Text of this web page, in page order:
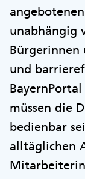
unabhängig
Bürgerinnen
und
müssen die
bedienbar
alltäglichen